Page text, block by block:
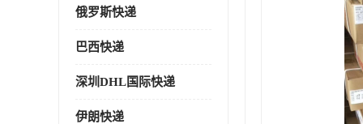
俄罗斯快递
巴西快递
深圳DHL国际快递
伊朗快递